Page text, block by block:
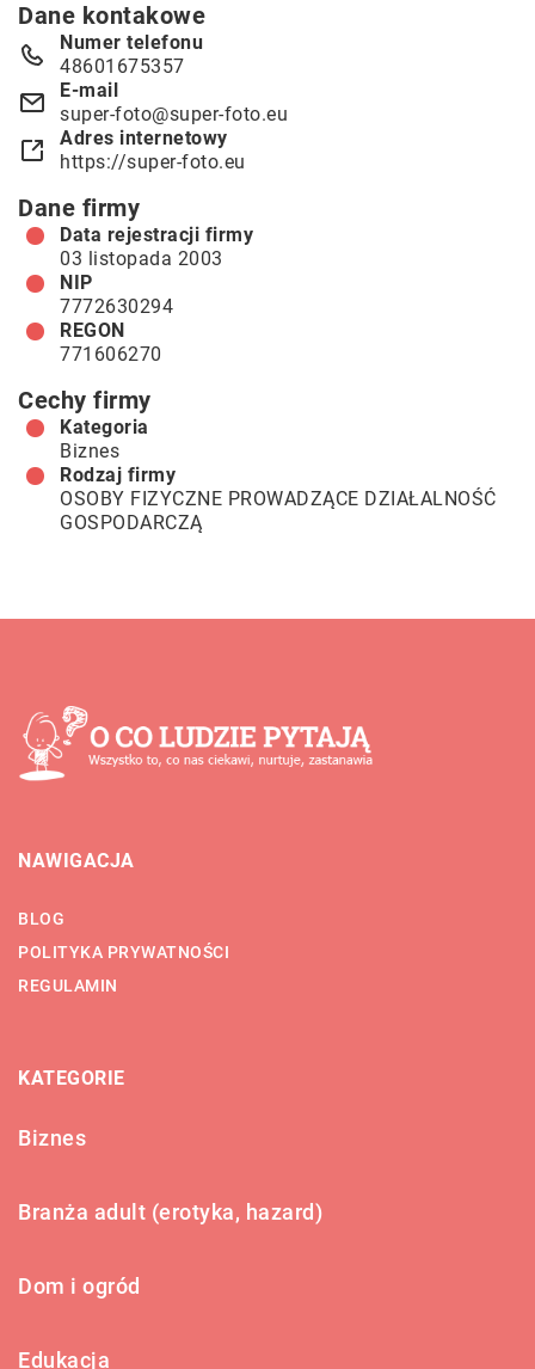
Dane kontakowe
Numer telefonu
48601675357
E-mail
super-foto@super-foto.eu
Adres internetowy
https://super-foto.eu
Dane firmy
Data rejestracji firmy
03 listopada 2003
NIP
7772630294
REGON
771606270
Cechy firmy
Kategoria
Biznes
Rodzaj firmy
OSOBY FIZYCZNE PROWADZĄCE DZIAŁALNOŚĆ
GOSPODARCZĄ
NAWIGACJA
BLOG
POLITYKA PRYWATNOŚCI
REGULAMIN
KATEGORIE
Biznes
Branża adult (erotyka, hazard)
Dom i ogród
Edukacja